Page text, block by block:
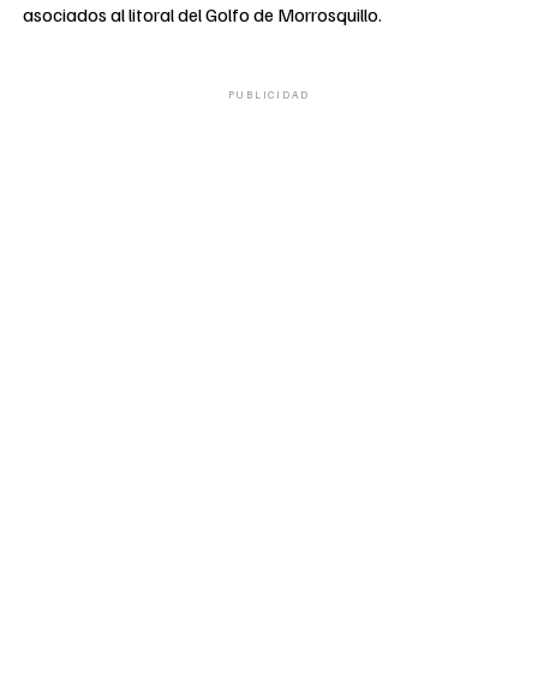
asociados al litoral del Golfo de Morrosquillo.
PUBLICIDAD